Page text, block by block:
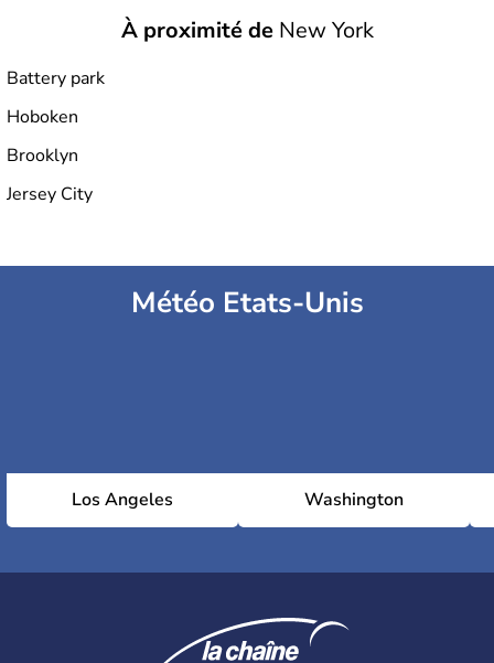
Yankee StadiumÀ proximité deNew York
Battery park
Hoboken
Brooklyn
Jersey City
Météo Etats-Unis
Los Angeles Washington